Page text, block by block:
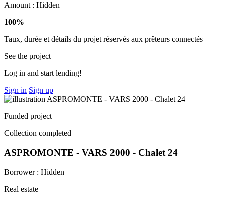
Amount : Hidden
100%
Taux, durée et détails du projet réservés aux prêteurs connectés
See the project
Log in and start lending!
Sign in Sign up
Funded project
Collection completed
ASPROMONTE - VARS 2000 - Chalet 24
Borrower : Hidden
Real estate